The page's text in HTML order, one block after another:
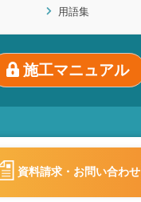
資料請求・お問い合わせ
用語集
施工マニュアル